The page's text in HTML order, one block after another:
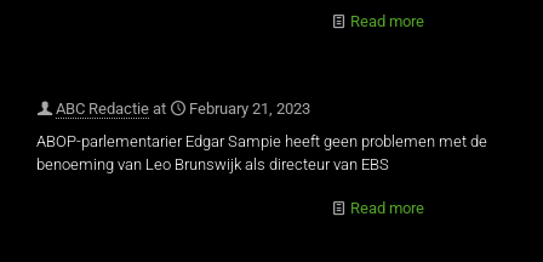
Read more
ABC Redactie at
February 21, 2023
ABOP-parlementarier Edgar Sampie heeft geen problemen met de
benoeming van Leo Brunswijk als directeur van EBS
Read more